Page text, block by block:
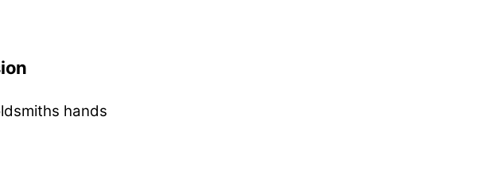
hands